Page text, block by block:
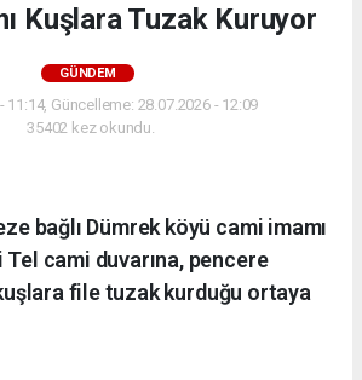
Kuşlara Tuzak Kuruyor
GÜNDEM
11:14, Güncelleme: 28.07.2026 - 12:09
35402 kez okundu.
bağlı Dümrek köyü cami imamı
cami duvarına, pencere
file tuzak kurduğu ortaya